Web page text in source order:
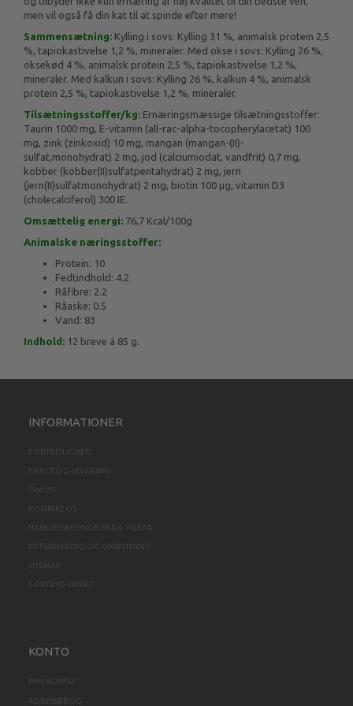
men vil også få din kat til at spinde efter mere!
Sammensætning: Kylling i sovs: Kylling 31 %, animalsk protein 2,5
%, tapiokastivelse 1,2 %, mineraler. Med okse i sovs: Kylling 26 %,
oksekød 4 %, animalsk protein 2,5 %, tapiokastivelse 1,2 %,
mineraler. Med kalkun i sovs: Kylling 26 %, kalkun 4 %, animalsk
protein 2,5 %, tapiokastivelse 1,2 %, mineraler.
Tilsætningsstoffer/kg: Ernæringsmæssige tilsætningsstoffer:
Taurin 1000 mg, E-vitamin (all-rac-alpha-tocopherylacetat) 100
mg, zink (zinkoxid) 10 mg, mangan (mangan-(II)-
sulfat,monohydrat) 2 mg, jod (calciumiodat, vandfrit) 0,7 mg,
kobber (kobber(II)sulfatpentahydrat) 2 mg, jern
(jern(II)sulfatmonohydrat) 2 mg, biotin 100 µg, vitamin D3
(cholecalciferol) 300 IE.
Omsættelig energi: 76,7 Kcal/100g
Animalske næringsstoffer:
Protein: 10
Fedtindhold: 4.2
Råfibre: 2.2
Råaske: 0.5
Vand: 83
Indhold: 12 breve á 85 g.
INFORMATIONER
FORTROLIGHED
FRAGT OG LEVERING
OM OS
KONTAKT OS
HANDELSBETINGELSER & VILKÅR
RETURNERING OG OMBYTNING
SITEMAP
FORTRYD KØBET
KONTO
MIN KONTO
ADRESSEBOG